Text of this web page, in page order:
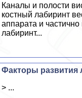
Каналы и полости
костный лабиринт
аппарата и
лабиринт...
Факторы развития
> ...